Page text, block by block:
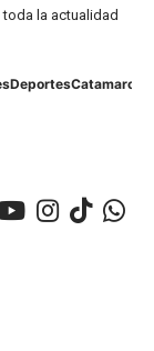
la actualidad
DeportesCatamarca